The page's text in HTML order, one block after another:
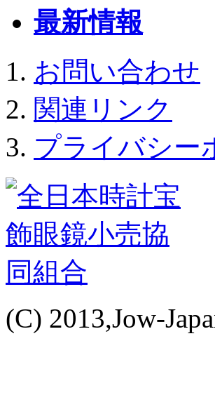
最新情報
お問い合わせ
関連リンク
プライバシー
(C) 2013,Jow-